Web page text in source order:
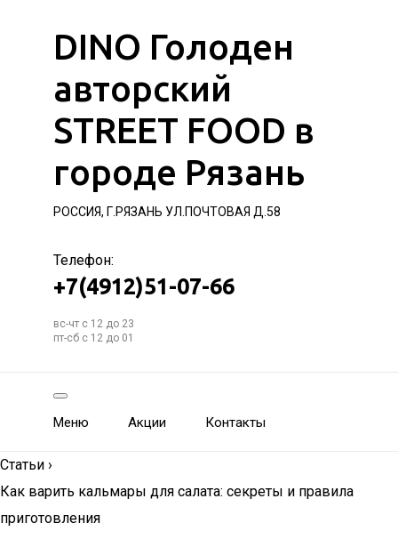
DINO Голоден
авторский
STREET FOOD в
городе Рязань
РОССИЯ, Г.РЯЗАНЬ УЛ.ПОЧТОВАЯ Д.58
Телефон:
+7(4912)51-07-66
вс-чт с 12 до 23
пт-сб с 12 до 01
Меню Акции Контакты
Статьи ›
Как варить кальмары для салата: секреты и правила
приготовления